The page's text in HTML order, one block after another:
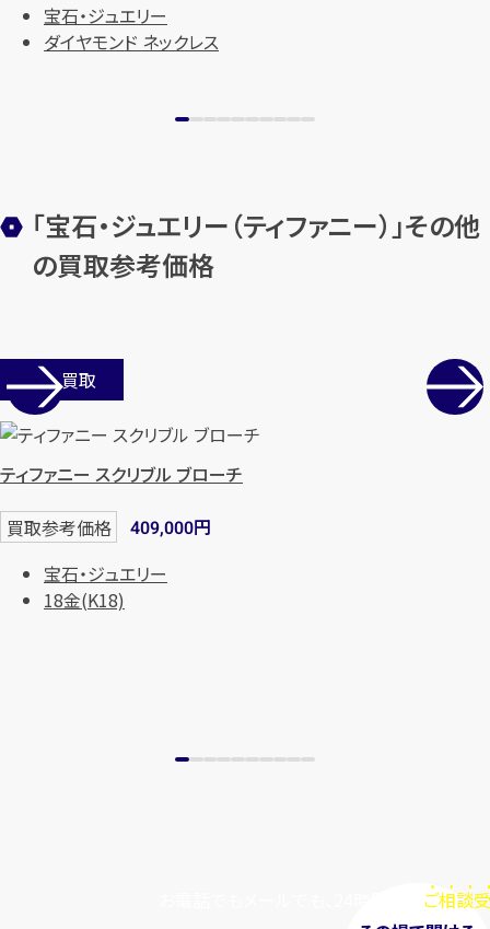
宝石・ジュエリー
ダイヤモンド ネックレス
「宝石・ジュエリー（ティファニー）」その他
の買取参考価格
店舗買取
ティファニー スクリブル ブローチ
買取参考価格 409,000円
宝石・ジュエリー
18金(K18)
ご相談